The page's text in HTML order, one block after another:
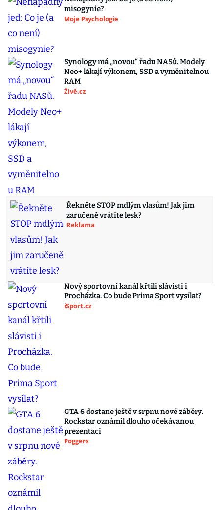
misogynie?
Moje Psychologie
Synology má „novou“ řadu NASů. Modely
Neo+ lákají výkonem, SSD a vyměnitelnou
RAM
Živě.cz
Řekněte STOP mdlým vlasům! Jak jim
zaručeně vrátíte lesk?
Reklama
Nový sportovní kanál křtili slávisti i
Procházka. Co bude Prima Sport vysílat?
iSport.cz
GTA 6 dostane ještě v srpnu nové záběry.
Rockstar oznámil dlouho očekávanou
prezentaci
Poggers